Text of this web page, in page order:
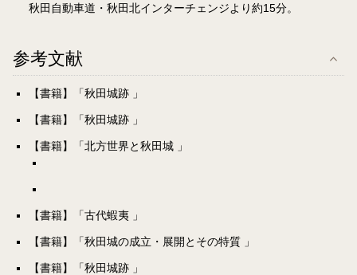
秋田自動車道・秋田北インターチェンジより約15分。
参考文献
【書籍】「秋田城跡 」
【書籍】「秋田城跡 」
【書籍】「北方世界と秋田城 」
【書籍】「古代蝦夷 」
【書籍】「秋田城の成立・展開とその特質 」
【書籍】「秋田城跡 」